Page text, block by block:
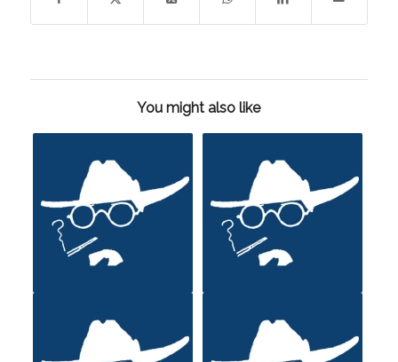
You might also like